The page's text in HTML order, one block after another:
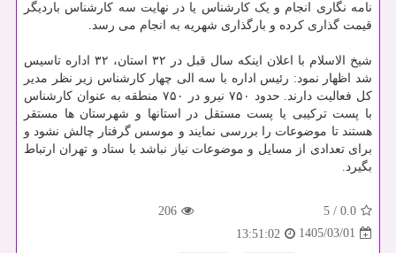
نامه نگاری انجام و یک کارشناس یا در نهایت سه کارشناس باردیگر
قیمت گذاری کرده و بارگذاری شهریه به انجام می رسد.
شیخ الاسلام با اعلان اینکه سال قبل در ۳۲ استان، ۳۲ اداره تاسیس
شد اظهار نمود: رئیس اداره با سه الی چهار کارشناس زیر نظر مدیر
کل فعالیت دارند. حدود ۷۵۰ نیرو در ۷۵۰ منطقه به عنوان کارشناس
با پست ترکیبی یا پست مستقل در استانها و شهرستان ها مستقر
هستند تا موضوعات را بررسی نمایند و موسس گرفتار چالش نشود و
برای تعدادی از مسایل و موضوعات نیاز نباشد با ستاد و تهران ارتباط
بگیرد.
0.0
/
5
206
1405/03/01
13:51:02